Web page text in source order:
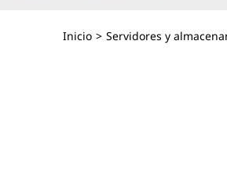
Inicio > Servidores y